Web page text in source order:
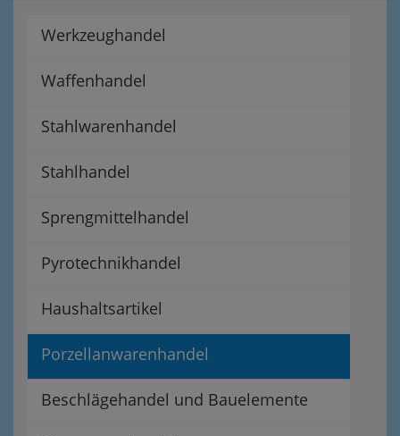
Werkzeughandel
Waffenhandel
Stahlwarenhandel
Stahlhandel
Sprengmittelhandel
Pyrotechnikhandel
Haushaltsartikel
Porzellanwarenhandel
Beschlägehandel und Bauelemente